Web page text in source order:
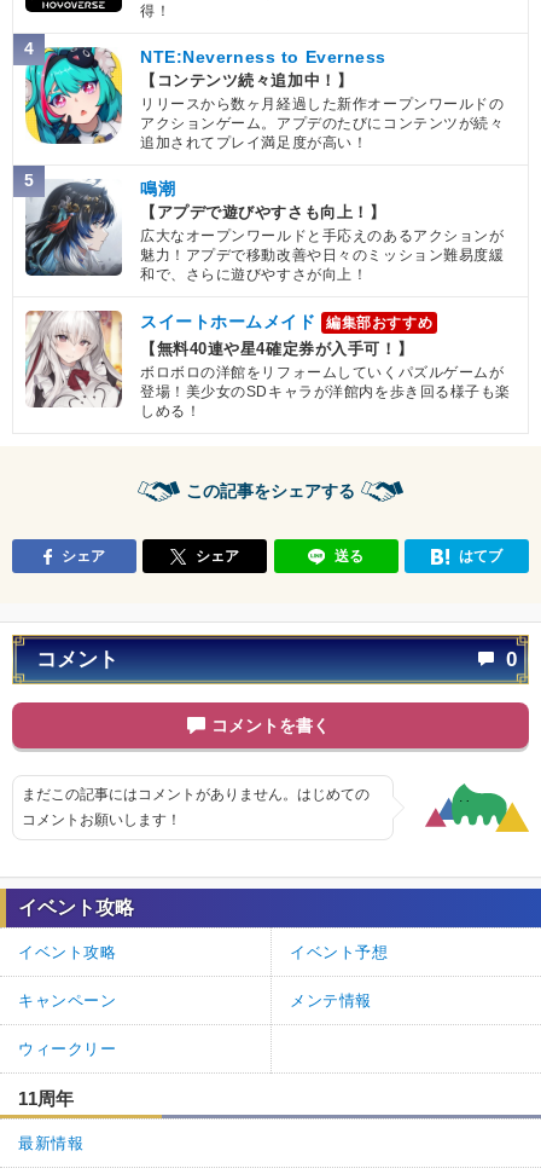
得！
4 NTE:Neverness to Everness
【コンテンツ続々追加中！】
リリースから数ヶ月経過した新作オープンワールドの
アクションゲーム。アプデのたびにコンテンツが続々
追加されてプレイ満足度が高い！
5 鳴潮
【アプデで遊びやすさも向上！】
広大なオープンワールドと手応えのあるアクションが
魅力！アプデで移動改善や日々のミッション難易度緩
和で、さらに遊びやすさが向上！
スイートホームメイド 編集部おすすめ
【無料40連や星4確定券が入手可！】
ボロボロの洋館をリフォームしていくパズルゲームが
登場！美少女のSDキャラが洋館内を歩き回る様子も楽
しめる！
この記事をシェアする
シェア シェア 送る はてブ
コメント 0
コメントを書く
まだこの記事にはコメントがありません。はじめての
コメントお願いします！
イベント攻略
イベント攻略 イベント予想
キャンペーン メンテ情報
ウィークリー
11周年
最新情報